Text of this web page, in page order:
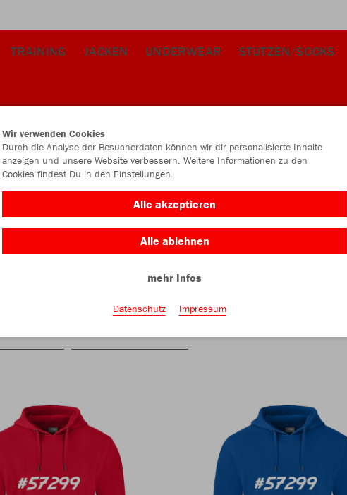
TRAINING JACKEN UNDERWEAR STUTZEN/SOCKS
Wir verwenden Cookies
Durch die Analyse der Besucherdaten können wir dir personalisierte Inhalte
anzeigen und unsere Website verbessern. Weitere Informationen zu den
Cookies findest Du in den Einstellungen.
Alle akzeptieren
Alle ablehnen
mehr Infos
Datenschutz Impressum